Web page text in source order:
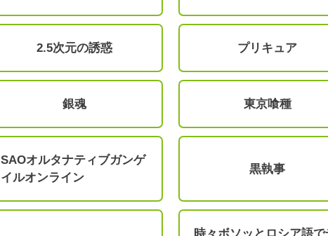
2.5次元の誘惑 プリキュア
銀魂 東京喰種
SAOオルタナティブガンゲ
イルオンライン
黒執事